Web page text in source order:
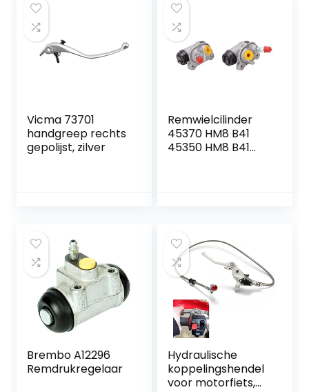
1997-2000
Vicma 73701
handgreep rechts
gepolijst, zilver
Remwielcilinder
45370 HM8 B41
45350 HM8 B41
ATV-remmen en
Ophanging
Brembo A12296
Remdrukregelaar
Hydraulische
koppelingshendel
voor motorfiets,